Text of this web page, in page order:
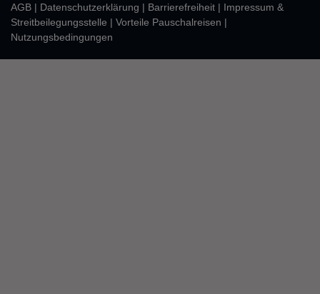
AGB | Daten­schutz­erklärung | Barrierefreiheit | Impressum &
Streitbeilegungsstelle | Vorteile Pauschalreisen |
Nutzungsbedingungen